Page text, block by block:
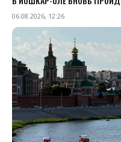
06.08.2026, 12:26